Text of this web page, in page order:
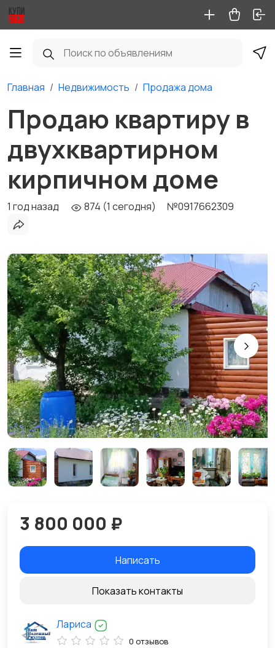
Главная Недвижимость Продажа дома
Продаю квартиру в
двухквартирном
кирпичном доме
1 год назад 874 (1 сегодня) №0917662309
3 800 000 ₽
Написать
Показать контакты
Лариса
0 отзывов